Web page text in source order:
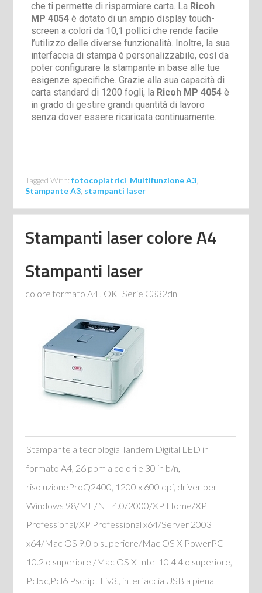
che ti permette di risparmiare carta. La Ricoh
MP 4054 è dotato di un ampio display touch-
screen a colori da 10,1 pollici che rende facile
l’utilizzo delle diverse funzionalità. Inoltre, la sua
interfaccia di stampa è personalizzabile, così da
poter configurare la stampante in base alle tue
esigenze specifiche. Grazie alla sua capacità di
carta standard di 1200 fogli, la Ricoh MP 4054 è
in grado di gestire grandi quantità di lavoro
senza dover essere ricaricata continuamente.
Tagged With:fotocopiatrici Multifunzione A3
Stampante A3 stampanti laser
Stampanti laser colore A4
Stampanti laser
colore formato A4 , OKI Serie C332dn
Stampante a tecnologia Tandem Digital LED in
formato A4, 26 ppm a colori e 30 in b/n,
risoluzioneProQ2400, 1200 x 600 dpi, driver per
Windows 98/ME/NT 4.0/2000/XP Home/XP
Professional/XP Professional x64/Server 2003
x64/Mac OS 9.0 o superiore/Mac OS X PowerPC
10.2 o superiore /Mac OS X Intel 10.4.4 o superiore,
Pcl5c,Pcl6 Pscript Liv3,, interfaccia USB a piena